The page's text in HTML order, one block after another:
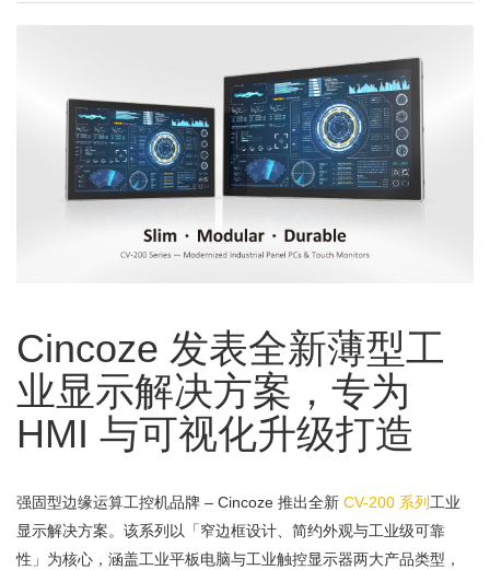
Cincoze 发表全新薄型工
业显示解决方案，专为
HMI 与可视化升级打造
强固型边缘运算工控机品牌 – Cincoze 推出全新 CV-200 系列 工业
显示解决方案。该系列以「窄边框设计、简约外观与工业级可靠
性」为核心，涵盖工业平板电脑与工业触控显示器两大产品类型，